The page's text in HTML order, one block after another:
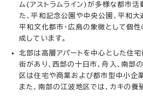
ム(アストラムライン)が多様な都市活
た、平和記念公園や中央公園、平和大
平和文化都市・広島の象徴として個
成しています。
北部は高層アパートを中心とした住
街があり、西部の十日市、舟入、南部
区は住宅や商業および都市型中小企
また、南部の江波地区では、カキの養